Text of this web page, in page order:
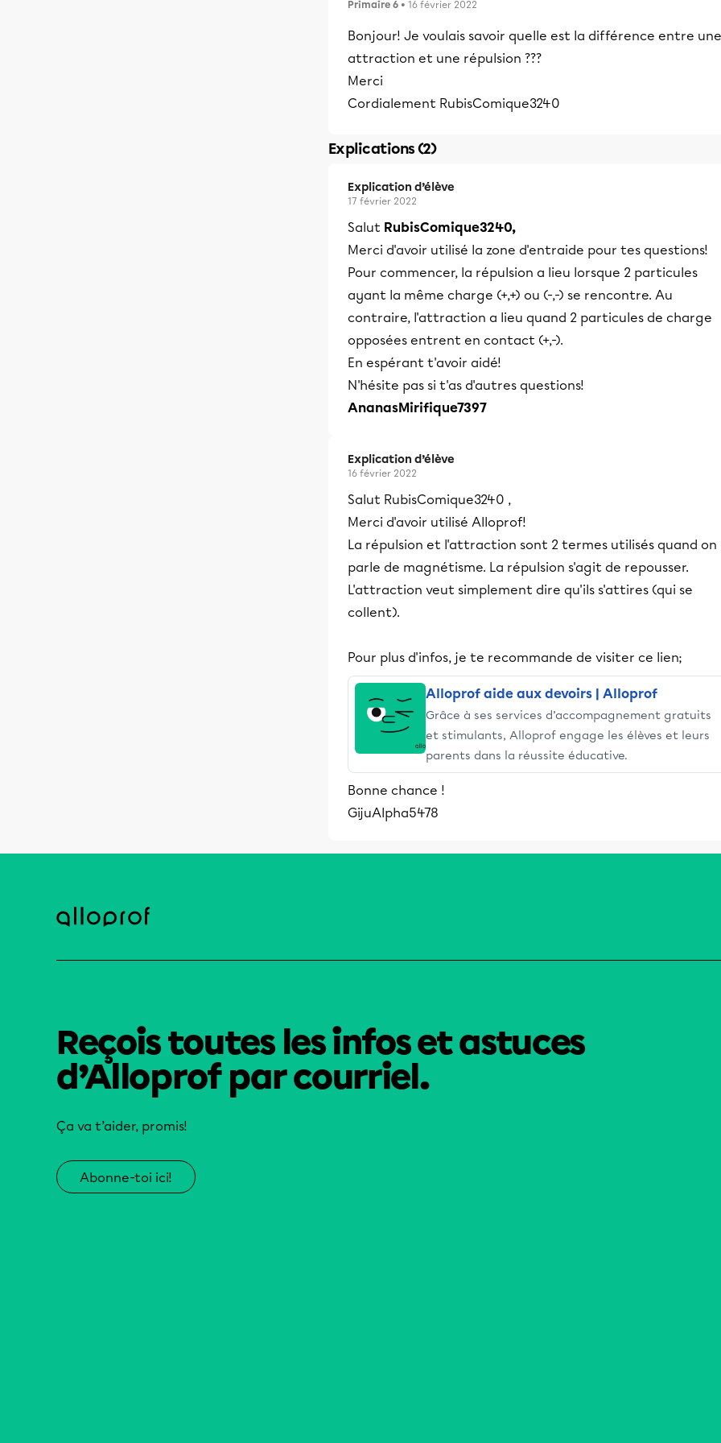
Primaire 6 • 16 février 2022
Bonjour! Je voulais savoir quelle est la différence entre une
attraction et une répulsion ???
Merci
Cordialement RubisComique3240
Explications (2)
Explication d’élève
17 février 2022
Salut RubisComique3240,
Merci d'avoir utilisé la zone d'entraide pour tes questions!
Pour commencer, la répulsion a lieu lorsque 2 particules
ayant la même charge (+,+) ou (-,-) se rencontre. Au
contraire, l'attraction a lieu quand 2 particules de charge
opposées entrent en contact (+,-).
En espérant t'avoir aidé!
N'hésite pas si t'as d'autres questions!
AnanasMirifique7397
Explication d’élève
16 février 2022
Salut RubisComique3240 ,
Merci d'avoir utilisé Alloprof!
La répulsion et l'attraction sont 2 termes utilisés quand on
parle de magnétisme. La répulsion s'agit de repousser.
L'attraction veut simplement dire qu'ils s'attires (qui se
collent).
Pour plus d'infos, je te recommande de visiter ce lien;
Alloprof aide aux devoirs | Alloprof
Grâce à ses services d’accompagnement gratuits
et stimulants, Alloprof engage les élèves et leurs
parents dans la réussite éducative.
Bonne chance !
GijuAlpha5478
Reçois toutes les infos et astuces
d’Alloprof par courriel.
Ça va t’aider, promis!
Abonne-toi ici!